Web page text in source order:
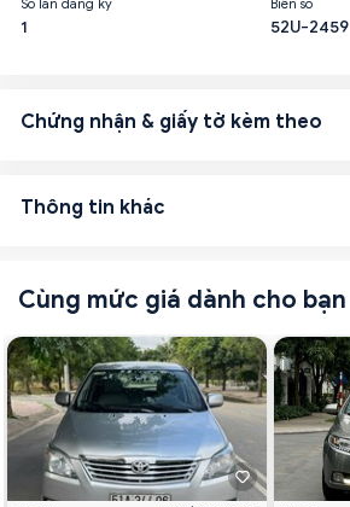
Số lần đăng ký
1
Biển số
52U-2459
Chứng nhận & giấy tờ kèm theo
Thông tin khác
Cùng mức giá dành cho bạn